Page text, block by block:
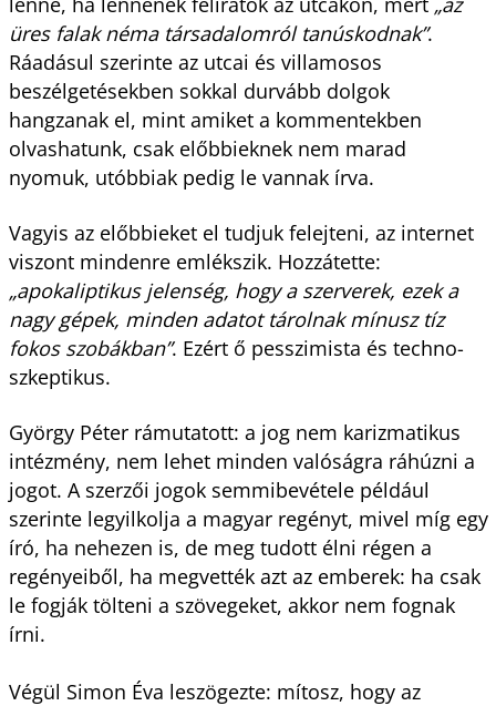
üres falak néma társadalomról tanúskodnak”.
Ráadásul szerinte az utcai és villamosos
beszélgetésekben sokkal durvább dolgok
hangzanak el, mint amiket a kommentekben
olvashatunk, csak előbbieknek nem marad
nyomuk, utóbbiak pedig le vannak írva.
Vagyis az előbbieket el tudjuk felejteni, az internet
viszont mindenre emlékszik. Hozzátette:
„apokaliptikus jelenség, hogy a szerverek, ezek a
nagy gépek, minden adatot tárolnak mínusz tíz
fokos szobákban”. Ezért ő pesszimista és techno-
szkeptikus.
György Péter rámutatott: a jog nem karizmatikus
intézmény, nem lehet minden valóságra ráhúzni a
jogot. A szerzői jogok semmibevétele például
szerinte legyilkolja a magyar regényt, mivel míg egy
író, ha nehezen is, de meg tudott élni régen a
regényeiből, ha megvették azt az emberek: ha csak
le fogják tölteni a szövegeket, akkor nem fognak
írni.
Végül Simon Éva leszögezte: mítosz, hogy az